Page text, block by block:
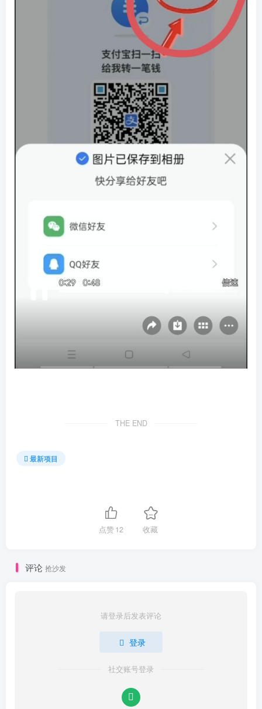
THE END
最新项目
点赞12 收藏
评论 抢沙发
请登录后发表评论
登录
社交账号登录